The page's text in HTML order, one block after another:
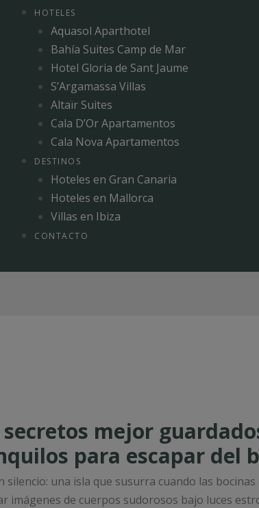
HOTELES
Aquasol Aparthotel
Bahía Suites Camp de Mar
Hotel Gloria de Sant Jaume
S’Argamassa Villas
Altaïr Suites
Cala D’Or Apartamentos
Cala Nova Apartamentos
DESTINOS
Hoteles en Gran Canaria
Hoteles en Mallorca
Villas en Ibiza
CONTACTO
secretos mejor
para escapar del
silencio: una isla que susurra cuando las
imágenes de cuerpos sudorosos bajo luces